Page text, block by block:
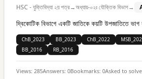
HSC - যুক্তিবিদ্যা ২য় পত্র→অধ্যায়-০২ঃ যৌক্তিক বিভাগ→
দ্বিকোটিক বিভাগে একটি জাতিকে কয়টি উপজাতিতে ভাগ
ChB_2023 BB_2023 ChB_2022
BB_2016
RB_2016
Views: 285Answers: 0Bookmarks: 0Asked to